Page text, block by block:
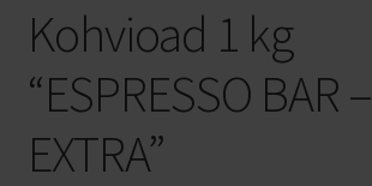
Kohvioad 1 kg
“ESPRESSO BAR –
EXTRA”